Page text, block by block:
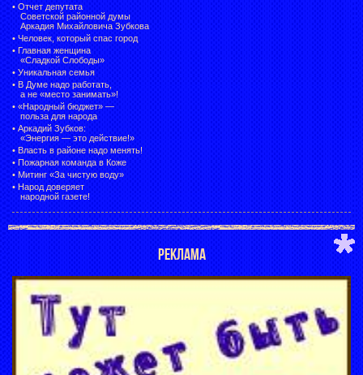
• Отчет депутата
Советской районной думы
Аркадия Михайловича Зубкова
• Человек, который спас город
• Главная женщина
«Сладкой Слободы»
• Уникальная семья
• В Думе надо работать,
а не «место занимать»!
• «Народный бюджет» —
польза для народа
• Аркадий Зубков:
«Энергия — это действие!»
• Власть в районе надо менять!
• Пожарная команда в Коже
• Митинг «За чистую воду»
• Народ доверяет
народной газете!
РЕКЛАМА